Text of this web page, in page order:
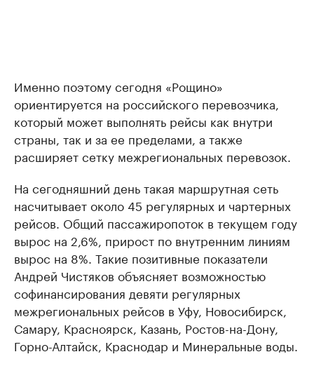
Именно поэтому сегодня «Рощино»
ориентируется на российского перевозчика,
который может выполнять рейсы как внутри
страны, так и за ее пределами, а также
расширяет сетку межрегиональных перевозок.
На сегодняшний день такая маршрутная сеть
насчитывает около 45 регулярных и чартерных
рейсов. Общий пассажиропоток в текущем году
вырос на 2,6%, прирост по внутренним линиям
вырос на 8%. Такие позитивные показатели
Андрей Чистяков объясняет возможностью
софинансирования девяти регулярных
межрегиональных рейсов в Уфу, Новосибирск,
Самару, Красноярск, Казань, Ростов-на-Дону,
Горно-Алтайск, Краснодар и Минеральные воды.